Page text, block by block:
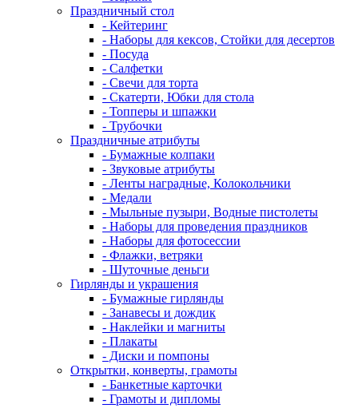
Праздничный стол
- Кейтеринг
- Наборы для кексов, Стойки для десертов
- Посуда
- Салфетки
- Свечи для торта
- Скатерти, Юбки для стола
- Топперы и шпажки
- Трубочки
Праздничные атрибуты
- Бумажные колпаки
- Звуковые атрибуты
- Ленты наградные, Колокольчики
- Медали
- Мыльные пузыри, Водные пистолеты
- Наборы для проведения праздников
- Наборы для фотосессии
- Флажки, ветряки
- Шуточные деньги
Гирлянды и украшения
- Бумажные гирлянды
- Занавесы и дождик
- Наклейки и магниты
- Плакаты
- Диски и помпоны
Открытки, конверты, грамоты
- Банкетные карточки
- Грамоты и дипломы